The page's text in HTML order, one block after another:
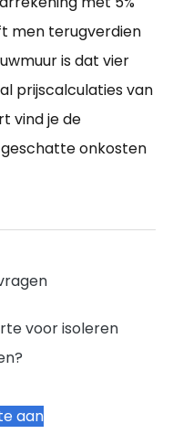
men terugverdien
is dat vier
prijscalculaties van
vind je de
onkosten
voor isoleren
aan